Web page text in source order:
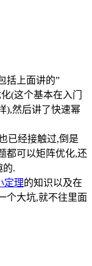
括上面讲的”
(这个基本在入门
),然后讲了快速幂
已经接触过,倒是
都可以矩阵优化,还
的.
定理的知识以及在
个大坑,就不往里面